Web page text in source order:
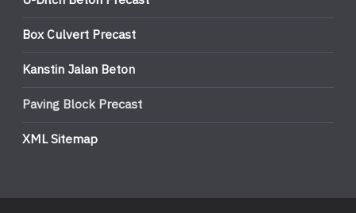
Box Culvert Precast
Kanstin Jalan Beton
Paving Block Precast
XML Sitemap